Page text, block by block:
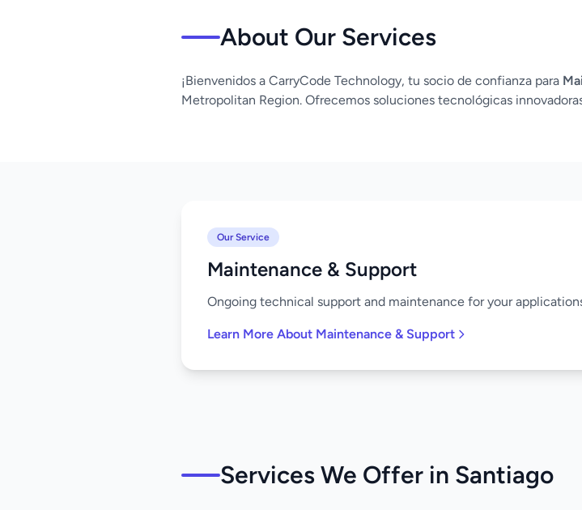
About Our Services
¡Bienvenidos a CarryCode Technology, tu socio de confianza para
Metropolitan Region. Ofrecemos soluciones tecnológicas
Our Service
Maintenance & Support
Ongoing technical support and maintenance for your
Learn More About Maintenance & Support
Services We Offer in Santiago